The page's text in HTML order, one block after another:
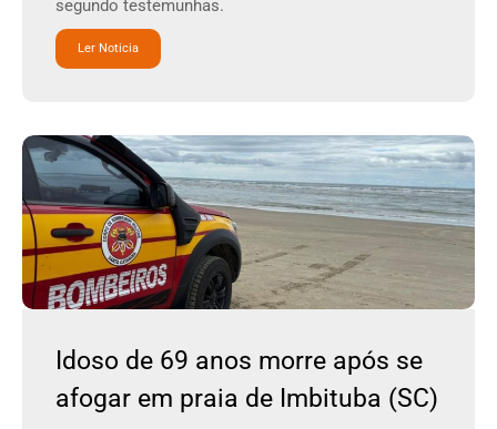
segundo testemunhas.
Ler Noticia
Idoso de 69 anos morre após se
afogar em praia de Imbituba (SC)